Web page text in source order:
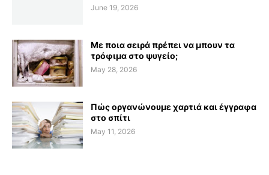
June 19, 2026
Με ποια σειρά πρέπει να μπουν τα
τρόφιμα στο ψυγείο;
May 28, 2026
Πώς οργανώνουμε χαρτιά και έγγραφα
στο σπίτι
May 11, 2026